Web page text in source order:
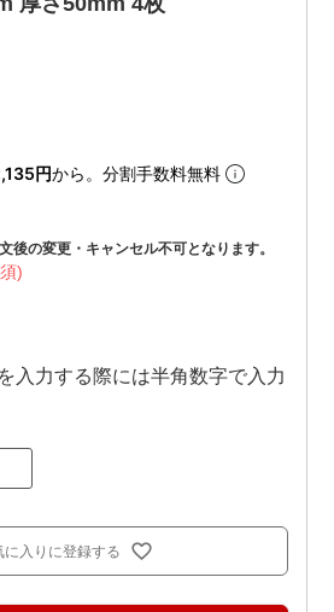
円から。分割手数料無料
後の変更・キャンセル不可となります。
)
入力する際には半角数字で入力
に入りに登録する